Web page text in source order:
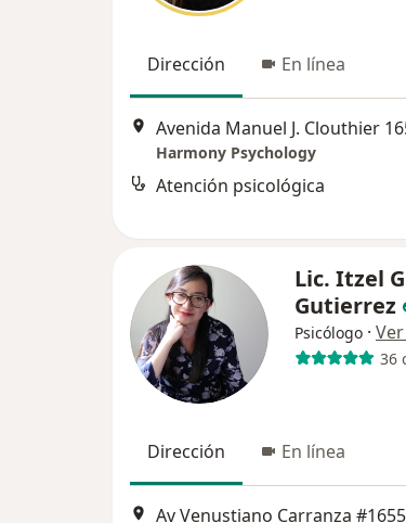
Dirección En línea
Harmony Psychology
Atención psicológica
Lic. Itzel
Gutierrez
Psicólogo ·
36
Dirección En línea